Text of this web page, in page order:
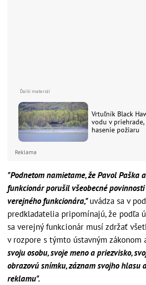
Vrtuľník Black
vodu v
hasenie požiaru
Reklama
"Podnetom namietame, že Pavol Paška
funkcionár porušil všeobecné
verejného funkcionára,"uvádza sa v
predkladatelia pripomínajú, že podľa
sa verejný funkcionár musí zdržať
v rozpore s týmto ústavným zákonom
svoju osobu, svoje meno a priezvisko,
obrazovú snímku, záznam svojho hlasu
reklamu".